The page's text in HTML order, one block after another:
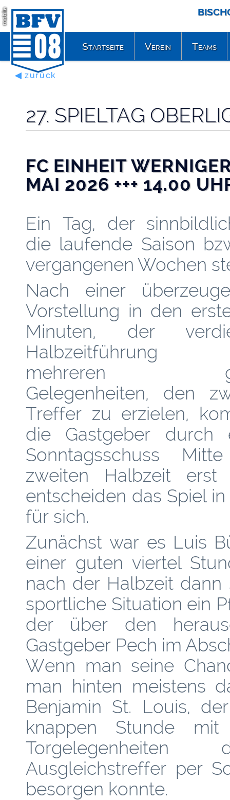
mobile
◀ zurück
27. SPIELTAG
FC EINHEIT
MAI 2026 +++ 14.00
Ein Tag, der
die laufende Saison
vergangenen Wochen
Nach einer
Vorstellung in den
Minuten, der
Halbzeitführung
mehreren
Gelegenheiten, den
Treffer zu erzielen,
die Gastgeber durch
Sonntagsschuss
zweiten Halbzeit erst
entscheiden das Spiel
für sich.
Zunächst war es Luis
einer guten viertel
nach der Halbzeit
sportliche Situation ein
der über den
Gastgeber Pech im
Wenn man seine
man hinten meistens
Benjamin St. Louis,
knappen Stunde
Ausgleichstreffer per
besorgen konnte.
Startseite Verein Teams